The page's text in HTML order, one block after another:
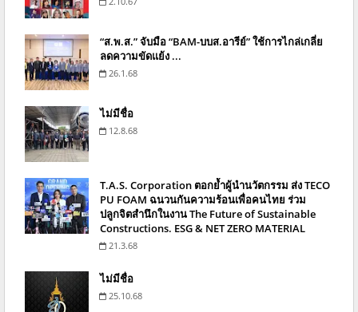
“ส.พ.ส.” จับมือ “BAM-บบส.อารีย์” ใช้การไกล่เกลี่ย
ลดความขัดแย้ง ...
26.1.68
ไม่มีชื่อ
12.8.68
T.A.S. Corporation ตอกย้ำผู้นำนวัตกรรม ส่ง TECO
PU FOAM ฉนวนกันความร้อนเพื่อคนไทย ร่วม
ปลูกจิตสำนึกในงาน The Future of Sustainable
Constructions. ESG & NET ZERO MATERIAL
21.3.68
ไม่มีชื่อ
25.10.68